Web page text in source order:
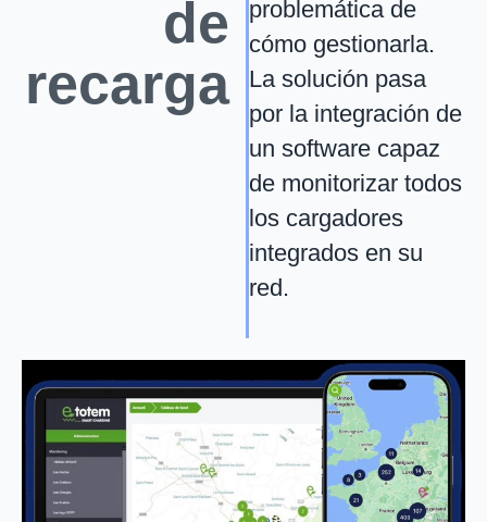
de
recarga
problemática de
cómo gestionarla.
La solución pasa
por la integración de
un software capaz
de monitorizar todos
los cargadores
integrados en su
red.